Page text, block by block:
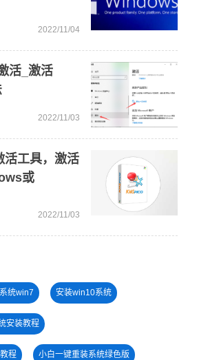
2022/11/04
活_激活
2022/11/03
工具，激活
或
2022/11/03
统win7 安装win10系统
安装教程
程 小白一键重装系统绿色版